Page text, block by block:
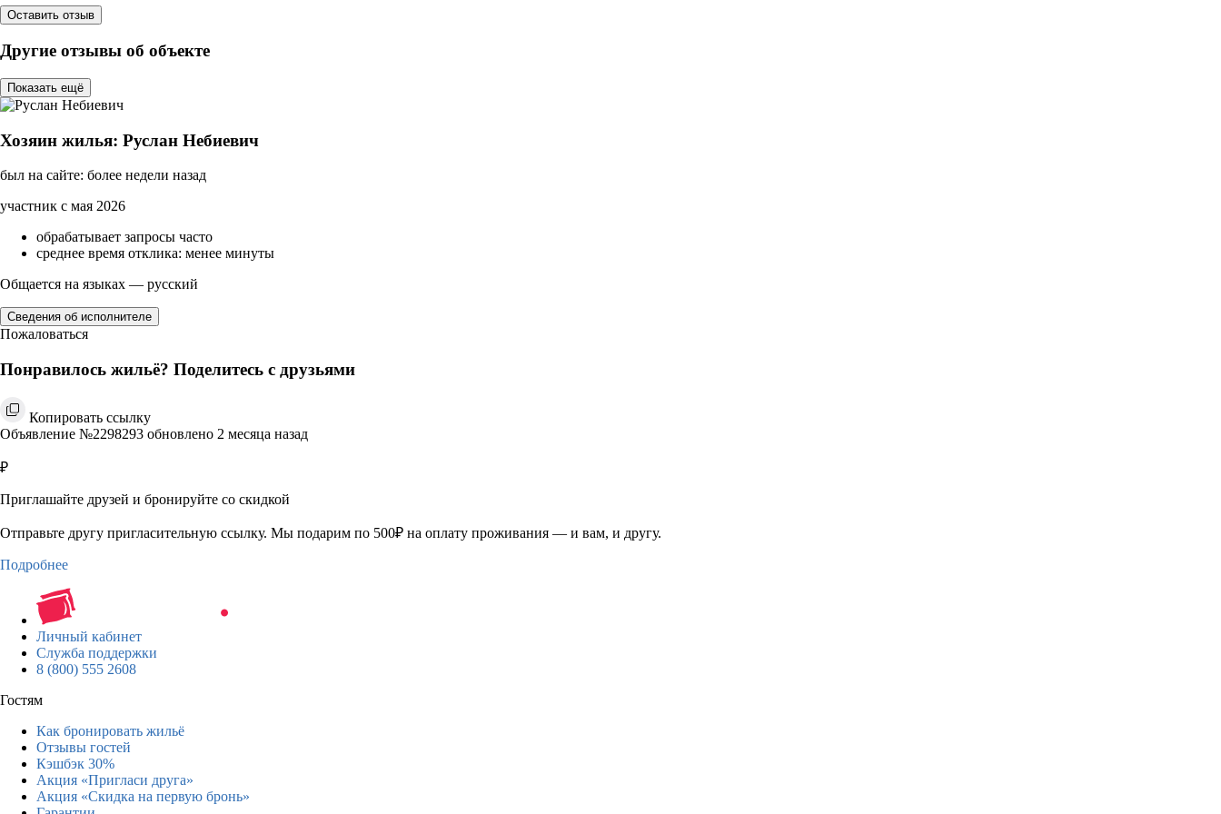
Оставить отзыв
Другие отзывы об объекте
Показать ещё
Хозяин жилья: Руслан Небиевич
был на сайте: более недели назад
участник с мая 2026
обрабатывает запросы часто
среднее время отклика: менее минуты
Общается на языках — русский
Сведения об исполнителе
Пожаловаться
Понравилось жильё? Поделитесь с друзьями
Копировать ссылку
Объявление №2298293 обновлено 2 месяца назад
₽
Приглашайте друзей и бронируйте со скидкой
Отправьте другу пригласительную ссылку. Мы подарим по 500₽ на оплату проживания — и вам, и другу.
Подробнее
Личный кабинет
Служба поддержки
8 (800) 555 2608
Гостям
Как бронировать жильё
Отзывы гостей
Кэшбэк 30%
Акция «Пригласи друга»
Акция «Скидка на первую бронь»